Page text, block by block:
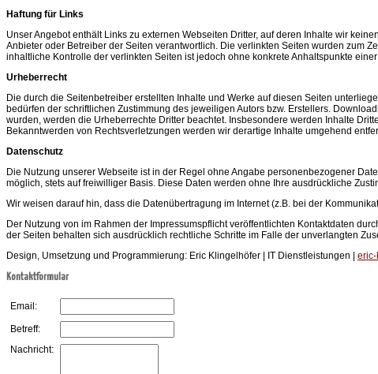
Haftung für Links
Unser Angebot enthält Links zu externen Webseiten Dritter, auf deren Inhalte wir
Anbieter oder Betreiber der Seiten verantwortlich. Die verlinkten Seiten wurden zum
inhaltliche Kontrolle der verlinkten Seiten ist jedoch ohne konkrete Anhaltspunkte
Urheberrecht
Die durch die Seitenbetreiber erstellten Inhalte und Werke auf diesen Seiten
bedürfen der schriftlichen Zustimmung des jeweiligen Autors bzw. Erstellers.
wurden, werden die Urheberrechte Dritter beachtet. Insbesondere werden Inhalte
Bekanntwerden von Rechtsverletzungen werden wir derartige Inhalte umgehend
Datenschutz
Die Nutzung unserer Webseite ist in der Regel ohne Angabe personenbezogener
möglich, stets auf freiwilliger Basis. Diese Daten werden ohne Ihre ausdrückliche
Wir weisen darauf hin, dass die Datenübertragung im Internet (z.B. bei der
Der Nutzung von im Rahmen der Impressumspflicht veröffentlichten Kontaktdaten
der Seiten behalten sich ausdrücklich rechtliche Schritte im Falle der unverlangten
Design, Umsetzung und Programmierung: Eric Klingelhöfer | IT Dienstleistungen |
Kontaktformular
Email:
Betreff:
Nachricht: